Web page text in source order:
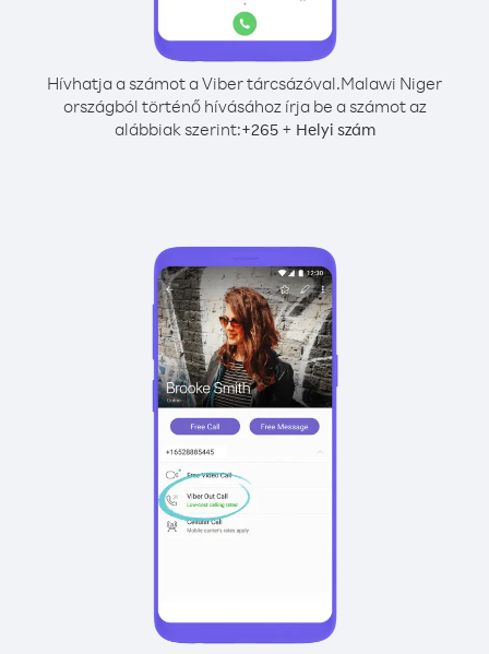
Hívhatja a számot a Viber tárcsázóval.Malawi Niger
országból történő hívásához írja be a számot az
alábbiak szerint:+265+ Helyi szám